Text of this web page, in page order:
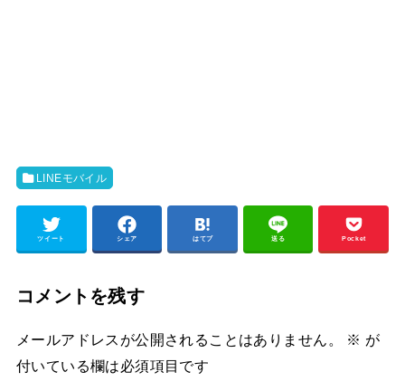
LINEモバイル
ツイート シェア はてブ 送る Pocket
コメントを残す
メールアドレスが公開されることはありません。 ※ が
付いている欄は必須項目です